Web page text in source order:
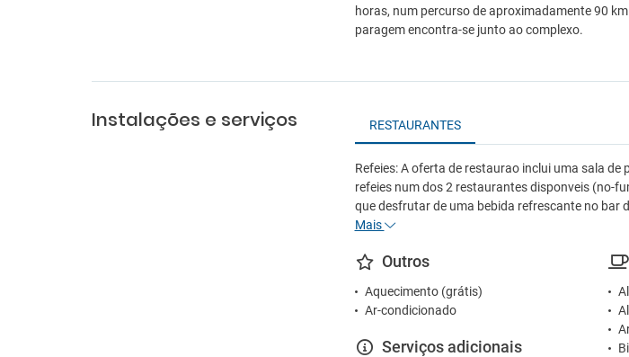
horas, num percurso de aproximadamente 90
paragem encontra-se junto ao complexo.
Instalações e serviços RESTAURANTES
Refeies: A oferta de restaurao inclui uma sala
refeies num dos 2 restaurantes disponveis (no-
que desfrutar de uma bebida refrescante no bar
Mais
Outros
Aquecimento (grátis)
Ar-condicionado
Serviços adicionais